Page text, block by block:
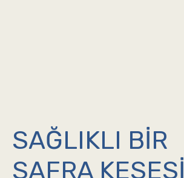
SAĞLIKLI BIR
SAFRA KESESI